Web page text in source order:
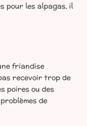
pour les alpagas, il
friandise
recevoir trop de
poires ou des
de